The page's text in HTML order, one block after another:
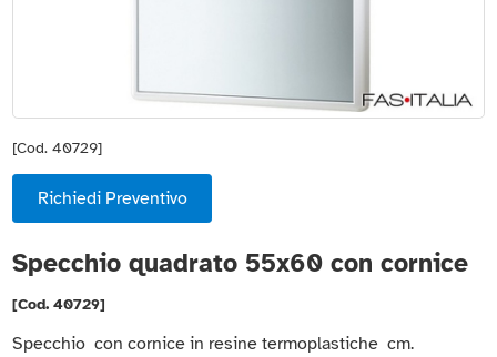
[Cod. 40729]
Richiedi Preventivo
Specchio quadrato 55x60 con cornice
[Cod. 40729]
Specchio con cornice in resine termoplastiche cm.